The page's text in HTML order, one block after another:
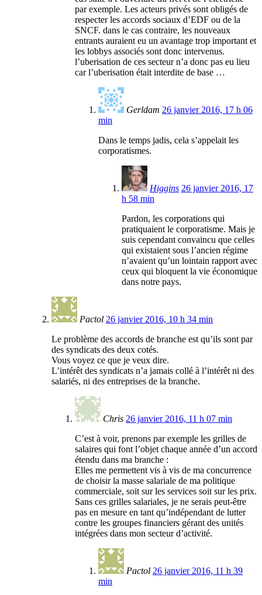
par exemple. Les acteurs privés sont obligés de
respecter les accords sociaux d’EDF ou de la
SNCF. dans le cas contraire, les nouveaux
entrants auraient eu un avantage trop important et
les lobbys associés sont donc intervenus.
l’uberisation de ces secteur n’a donc pas eu lieu
car l’uberisation était interdite de base …
Gerldam 26 janvier 2016, 17 h 06
min
Dans le temps jadis, cela s’appelait les
corporatismes.
Higgins 26 janvier 2016, 17
h 58 min
Pardon, les corporations qui
pratiquaient le corporatisme. Mais je
suis cependant convaincu que celles
qui existaient sous l’ancien régime
n’avaient qu’un lointain rapport avec
ceux qui bloquent la vie économique
dans notre pays.
Pactol 26 janvier 2016, 10 h 34 min
Le problème des accords de branche est qu’ils sont par
des syndicats des deux cotés.
Vous voyez ce que je veux dire.
L’intérêt des syndicats n’a jamais collé à l’intérêt ni des
salariés, ni des entreprises de la branche.
Chris 26 janvier 2016, 11 h 07 min
C’est à voir, prenons par exemple les grilles de
salaires qui font l’objet chaque année d’un accord
étendu dans ma branche :
Elles me permettent vis à vis de ma concurrence
de choisir la masse salariale de ma politique
commerciale, soit sur les services soit sur les prix.
Sans ces grilles salariales, je ne serais peut-être
pas en mesure en tant qu’indépendant de lutter
contre les groupes financiers gérant des unités
intégrées dans mon secteur d’activité.
Pactol 26 janvier 2016, 11 h 39
min